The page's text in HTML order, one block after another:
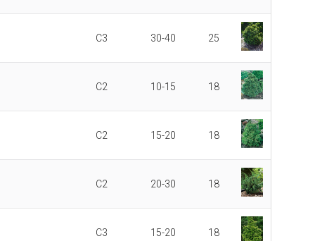
C3 30-40 25
C2 10-15 18
C2 15-20 18
C2 20-30 18
C3 15-20 18